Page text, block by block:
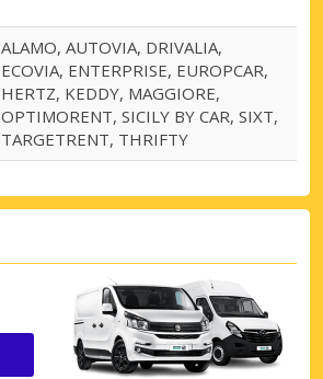
ALAMO, AUTOVIA, DRIVALIA,
ECOVIA, ENTERPRISE, EUROPCAR,
HERTZ, KEDDY, MAGGIORE,
OPTIMORENT, SICILY BY CAR, SIXT,
TARGETRENT, THRIFTY